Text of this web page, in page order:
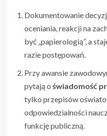
Dokumentowanie
oceniania, reakcji na
być „papierologią”, a
razie postępowań.
Przy awansie
pytają o świadomość
tylko przepisów
odpowiedzialności
funkcję publiczną.